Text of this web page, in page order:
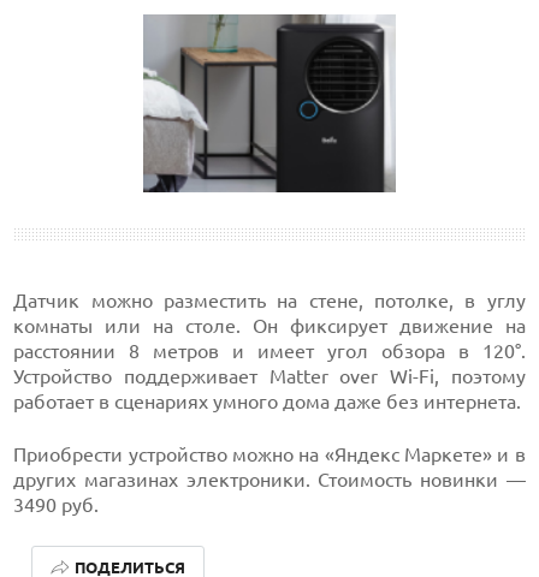
Датчик можно разместить на стене, потолке, в углу
комнаты или на столе. Он фиксирует движение на
расстоянии 8 метров и имеет угол обзора в 120°.
Устройство поддерживает Matter over Wi-Fi, поэтому
работает в сценариях умного дома даже без интернета.
Приобрести устройство можно на «Яндекс Маркете» и в
других магазинах электроники. Стоимость новинки —
3490 руб.
ПОДЕЛИТЬСЯ